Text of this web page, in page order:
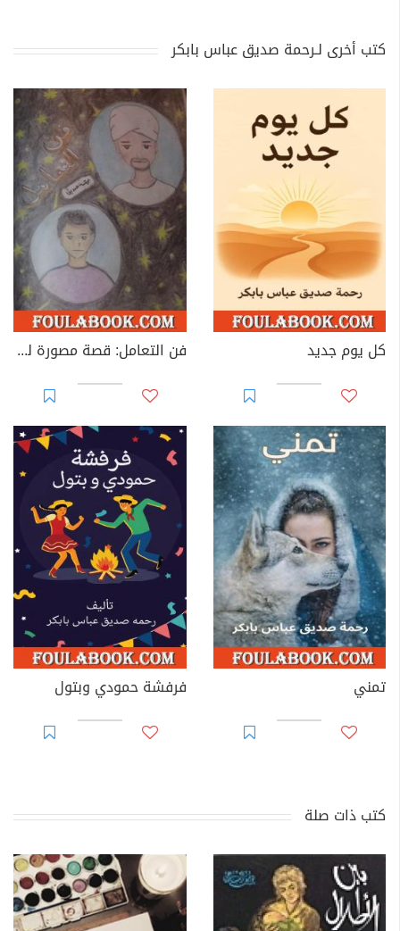
كتب أخرى لـرحمة صديق عباس بابكر
كل يوم جديد فن التعامل: قصة مصورة للأطفال
تمني فرفشة حمودي وبتول
كتب ذات صلة